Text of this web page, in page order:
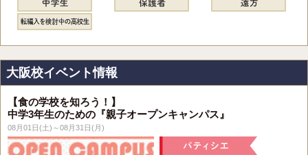
大阪校イベント情報
【食の学校を知ろう！】
中学3年生のための『親子オープンキャンパス』
08月01日(土)～08月31日(月)